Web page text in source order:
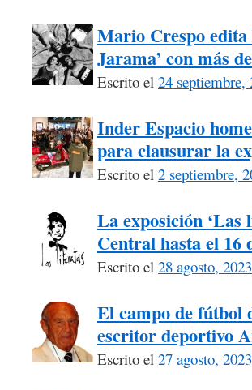
Mario Crespo edita
Jarama’ con más
Escrito el 24 septiembre,
Inder Espacio
para clausurar la
Escrito el 2 septiembre,
La exposición ‘Las
Central hasta el 16
Escrito el 28 agosto, 2023
El campo de fútbol
escritor deportivo
Escrito el 27 agosto, 2023